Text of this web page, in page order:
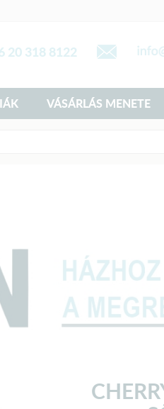
20 318 8122
VÁSÁRLÁS MENETE